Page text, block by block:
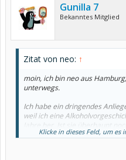
Gunilla 7
Bekanntes Mitglied
Zitat von neo: ↑
moin, ich bin neo aus
unterwegs.
Ich habe ein dringendes
weil ich eine
Jahre her. Ist sie überhaupt
Ich würde das MTX gern
Klicke in dieses Feld, um es